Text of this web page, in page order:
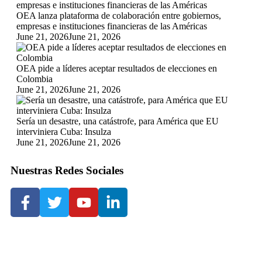
OEA lanza plataforma de colaboración entre gobiernos,
empresas e instituciones financieras de las Américas
June 21, 2026June 21, 2026
OEA pide a líderes aceptar resultados de elecciones en
Colombia
June 21, 2026June 21, 2026
Sería un desastre, una catástrofe, para América que EU
interviniera Cuba: Insulza
June 21, 2026June 21, 2026
Nuestras Redes Sociales